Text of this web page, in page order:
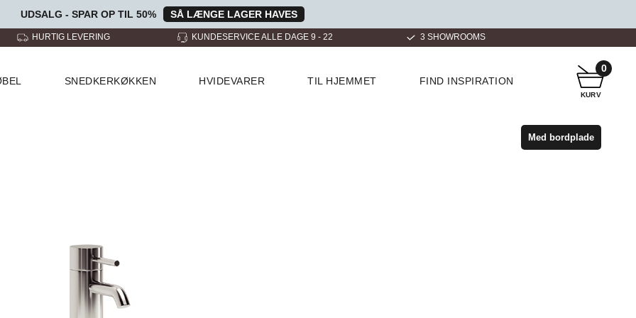
UDSALG - SPAR OP TIL 50% SÅ LÆNGE LAGER HAVES
KUNDESERVICE ALLE DAGE 9 - 22 3 SHOWROOMS +45 6917 6869
SNEDKERKØKKEN HVIDEVARER TIL HJEMMET FIND INSPIRATION
KURV
0
Med bordplade